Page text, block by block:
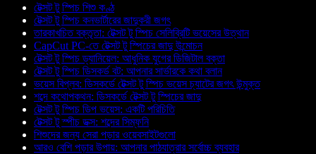
টেক্সট টু স্পিচ শিশু কণ্ঠ
টেক্সট টু স্পিচ কনভার্টারের জাদুকরী জগৎ
তারকাখচিত বক্তৃতা: টেক্সট টু স্পিচ সেলিব্রিটি ভয়েসের উত্থান
CapCut PC-তে টেক্সট টু স্পিচের জাদু উন্মোচন
টেক্সট টু স্পিচ ড্যানিয়েল: আধুনিক যুগের ডিজিটাল বক্তা
টেক্সট টু স্পিচ ডিসকর্ড বট: আপনার সার্ভারকে কথা বলান
ভয়েস বিপ্লব: ডিসকর্ডে টেক্সট টু স্পিচ ভয়েস চ্যাটের জগৎ উন্মুক্ত
শব্দে কথোপকথন: ডিসকর্ডে টেক্সট টু স্পিচের জাদু
টেক্সট টু স্পিচ ডিপ ভয়েস: একটি পরিচিতি
টেক্সট টু স্পীচ ডক্স: শব্দের সিম্ফনি
শিশুদের জন্য সেরা পড়ার ওয়েবসাইটগুলো
আরও বেশি পড়ার উপায়: আপনার পাঠযাত্রার সর্বোচ্চ ব্যবহার